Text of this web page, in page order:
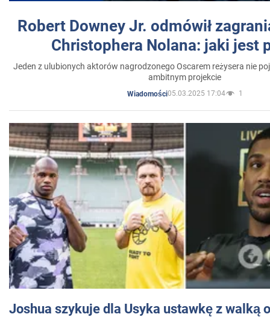
Robert Downey Jr. odmówił
Christophera Nolana: jaki jest
Jeden z ulubionych aktorów nagrodzonego Oscarem reżysera nie
ambitnym projekcie
Wiadomości05.03.2025 17:04 1
Joshua szykuje dla Usyka ustawkę z walką